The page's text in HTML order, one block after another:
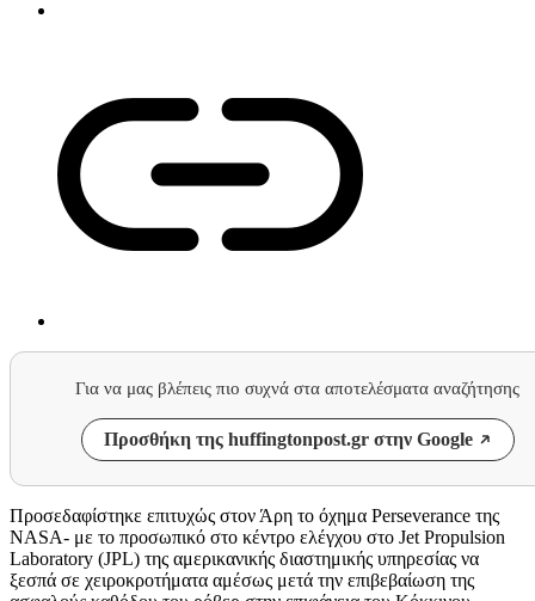
Για να μας βλέπεις πιο συχνά στα αποτελέσματα αναζήτησης
Προσθήκη της huffingtonpost.gr στην Google
Προσεδαφίστηκε επιτυχώς στον Άρη το όχημα Perseverance της
NASA- με το προσωπικό στο κέντρο ελέγχου στο Jet Propulsion
Laboratory (JPL) της αμερικανικής διαστημικής υπηρεσίας να
ξεσπά σε χειροκροτήματα αμέσως μετά την επιβεβαίωση της